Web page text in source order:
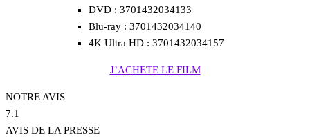
DVD : 3701432034133
Blu-ray : 3701432034140
4K Ultra HD : 3701432034157
J’ACHETE LE FILM
NOTRE AVIS
7.1
AVIS DE LA PRESSE